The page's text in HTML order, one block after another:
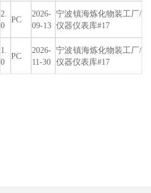
2.
0
PC
2026-
09-13
宁波镇海炼化物装工厂/
仪器仪表库#17
1.
0
PC
2026-
11-30
宁波镇海炼化物装工厂/
仪器仪表库#17